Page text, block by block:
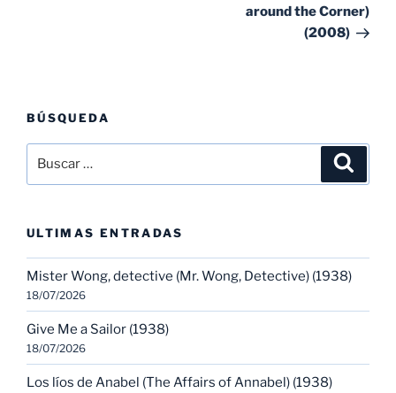
around the Corner)
(2008)
BÚSQUEDA
por:
ULTIMAS ENTRADAS
Mister Wong, detective (Mr. Wong, Detective) (1938)
18/07/2026
Give Me a Sailor (1938)
18/07/2026
Los líos de Anabel (The Affairs of Annabel) (1938)